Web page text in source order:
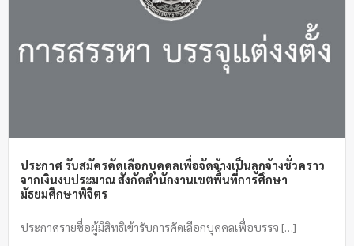
ประกาศ รับสมัครคัดเลือกบุคคลเพื่อจัดจ้างเป็นลูกจ้างชั่วคราว
จากเงินงบประมาณ สังกัดสำนักงานเขตพื้นที่การศึกษา
มัธยมศึกษาพิจิตร
ประกาศรายชื่อผู้มีสิทธิเข้ารับการคัดเลือกบุคคลเพื่อบรรจ […]